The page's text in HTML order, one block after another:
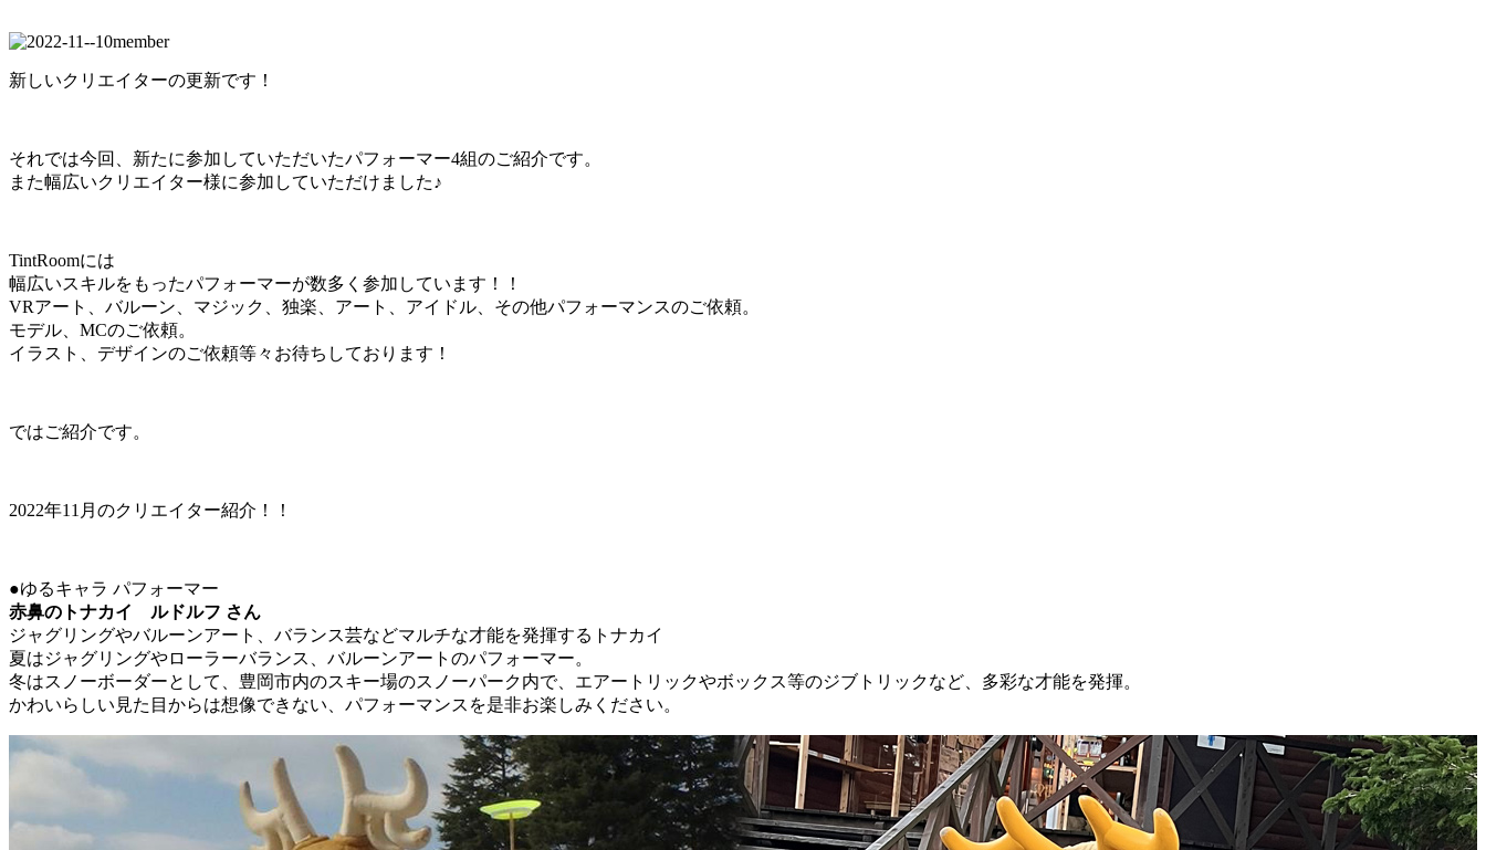
新しいクリエイターの更新です！
それでは今回、新たに参加していただいたパフォーマー4組のご紹介です。
また幅広いクリエイター様に参加していただけました♪
TintRoomには
幅広いスキルをもったパフォーマーが数多く参加しています！！
VRアート、バルーン、マジック、独楽、アート、アイドル、その他パフォーマンスのご依頼。
モデル、MCのご依頼。
イラスト、デザインのご依頼等々お待ちしております！
ではご紹介です。
2022年11月のクリエイター紹介！！
●ゆるキャラ パフォーマー
赤鼻のトナカイ ルドルフ さん
ジャグリングやバルーンアート、バランス芸などマルチな才能を発揮するトナカイ
夏はジャグリングやローラーバランス、バルーンアートのパフォーマー。
冬はスノーボーダーとして、豊岡市内のスキー場のスノーパーク内で、エアートリックやボックス等のジブトリックなど、多彩な才能を発揮。
かわいらしい見た目からは想像できない、パフォーマンスを是非お楽しみください。